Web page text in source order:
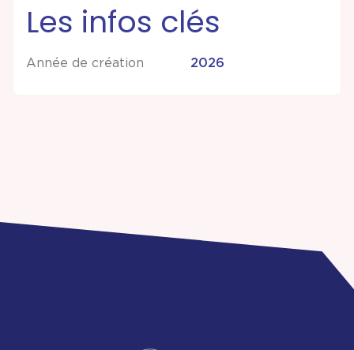
Les infos clés
Année de création 2026